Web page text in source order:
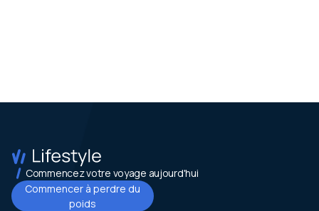
Commencez votre voyage aujourd'hui
Commencer à perdre du
poids